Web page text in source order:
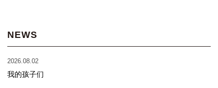
NEWS
2026.08.02
我的孩子们